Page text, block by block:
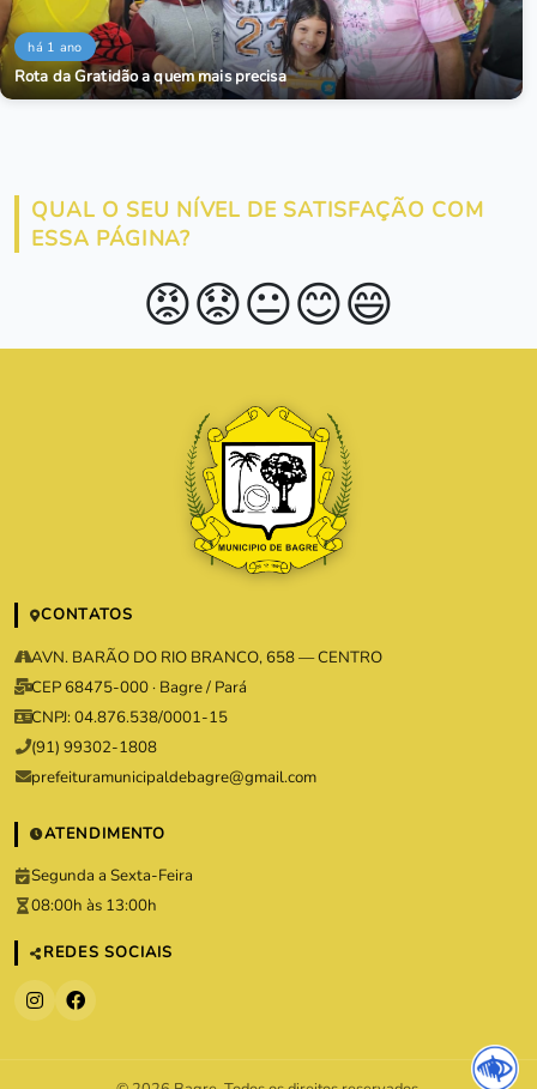
há 1 ano
Rota da Gratidão a quem mais precisa
QUAL O SEU NÍVEL DE SATISFAÇÃO COM
ESSA PÁGINA?
😡😟😐😊😄
CONTATOS
AVN. BARÃO DO RIO BRANCO, 658 — CENTRO
CEP 68475-000 · Bagre / Pará
CNPJ: 04.876.538/0001-15
(91) 99302-1808
prefeituramunicipaldebagre@gmail.com
ATENDIMENTO
Segunda a Sexta-Feira
08:00h às 13:00h
REDES SOCIAIS